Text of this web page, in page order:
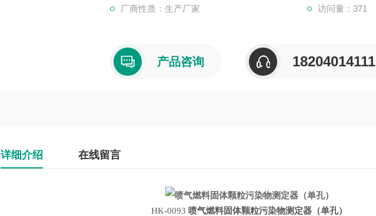
厂商性质：生产厂家 访问量：371
产品咨询 18204014111
详细介绍 在线留言
HK-0093 喷气燃料固体颗粒污染物测定器（单孔）